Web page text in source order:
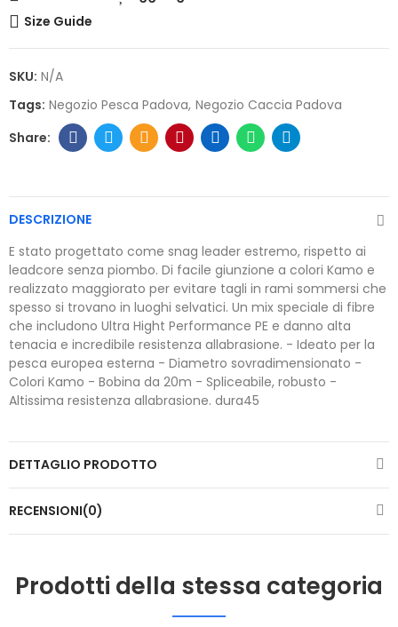
Size Guide
SKU: N/A
Tags: Negozio Pesca Padova Negozio Caccia Padova
DESCRIZIONE
E stato progettato come snag leader estremo, rispetto ai
leadcore senza piombo. Di facile giunzione a colori Kamo e
realizzato maggiorato per evitare tagli in rami sommersi che
spesso si trovano in luoghi selvatici. Un mix speciale di fibre
che includono Ultra Hight Performance PE e danno alta
tenacia e incredibile resistenza allabrasione. - Ideato per la
pesca europea esterna - Diametro sovradimensionato -
Colori Kamo - Bobina da 20m - Spliceabile, robusto -
Altissima resistenza allabrasione. dura45
DETTAGLIO PRODOTTO
RECENSIONI(0)
Prodotti della stessa categoria